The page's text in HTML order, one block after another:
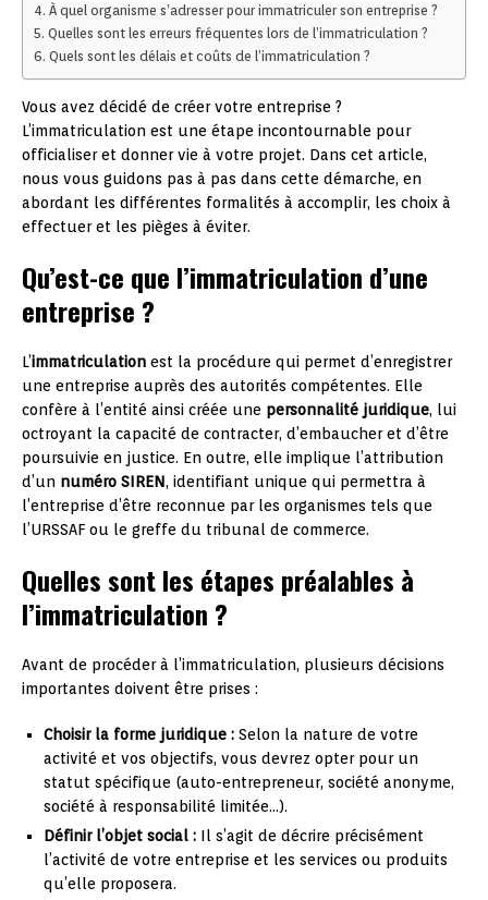
À quel organisme s’adresser pour immatriculer son entreprise ?
Quelles sont les erreurs fréquentes lors de l’immatriculation ?
Quels sont les délais et coûts de l’immatriculation ?
Vous avez décidé de créer votre entreprise ?
L’immatriculation est une étape incontournable pour
officialiser et donner vie à votre projet. Dans cet article,
nous vous guidons pas à pas dans cette démarche, en
abordant les différentes formalités à accomplir, les choix à
effectuer et les pièges à éviter.
Qu’est-ce que l’immatriculation d’une
entreprise ?
L’immatriculation est la procédure qui permet d’enregistrer
une entreprise auprès des autorités compétentes. Elle
confère à l’entité ainsi créée une personnalité juridique, lui
octroyant la capacité de contracter, d’embaucher et d’être
poursuivie en justice. En outre, elle implique l’attribution
d’un numéro SIREN, identifiant unique qui permettra à
l’entreprise d’être reconnue par les organismes tels que
l’URSSAF ou le greffe du tribunal de commerce.
Quelles sont les étapes préalables à
l’immatriculation ?
Avant de procéder à l’immatriculation, plusieurs décisions
importantes doivent être prises :
Choisir la forme juridique : Selon la nature de votre
activité et vos objectifs, vous devrez opter pour un
statut spécifique (auto-entrepreneur, société anonyme,
société à responsabilité limitée…).
Définir l’objet social : Il s’agit de décrire précisément
l’activité de votre entreprise et les services ou produits
qu’elle proposera.